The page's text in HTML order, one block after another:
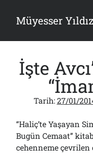
Müyesser Yıldız
Yan
Menü
Asırlık Devlete Bir
09/08/2026
Gazi’den Milletvekillerine
İşte
Tarih:27/01/
“Haliç’te Yaşayan
Bugün Cemaat”
cehenneme